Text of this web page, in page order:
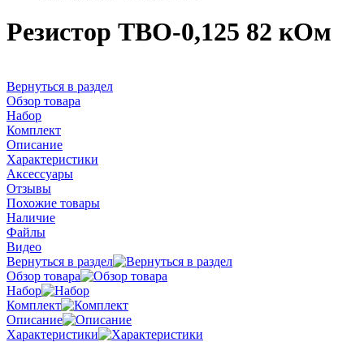
Резистор ТВО-0,125 82 кОм
Вернуться в раздел
Обзор товара
Набор
Комплект
Описание
Характеристики
Аксессуары
Отзывы
Похожие товары
Наличие
Файлы
Видео
Вернуться в раздел
Обзор товара
Набор
Комплект
Описание
Характеристики